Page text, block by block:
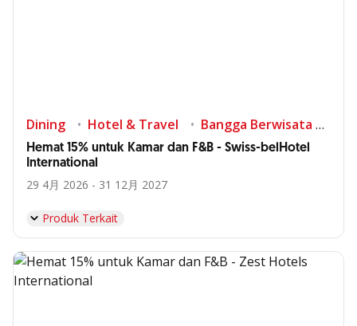
Dining Hotel & Travel Bangga Berwisata di Indonesia
Hemat 15% untuk Kamar dan F&B - Swiss-belHotel
International
29 4月 2026 - 31 12月 2027
Produk Terkait